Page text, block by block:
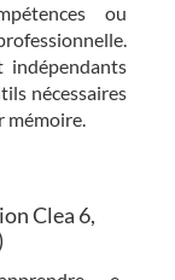
ou
indépendants
nécessaires
mémoire.
Clea 6,